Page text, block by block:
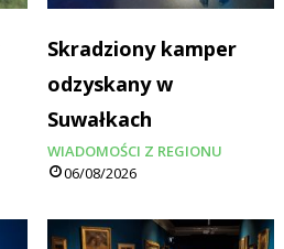
Skradziony kamper
odzyskany w
Suwałkach
WIADOMOŚCI Z REGIONU
06/08/2026